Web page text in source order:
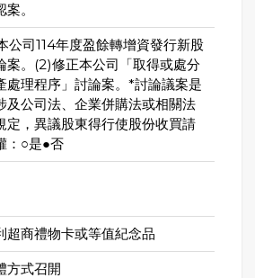
。
公司114年度盈餘轉增資發行新股
案。(2)修正本公司「取得或處分
處理程序」討論案。*討論議案是
及公司法、企業併購法或相關法
定，異議股東得行使股份收買請
：○是●否
超商禮物卡或等值紀念品
方式召開